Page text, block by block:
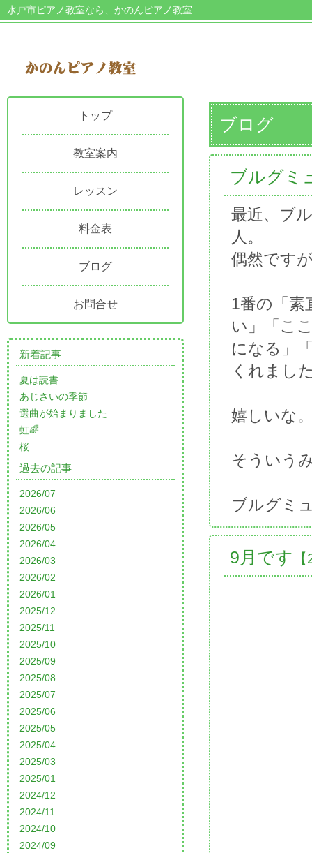
水戸市ピアノ教室なら、かのんピアノ教室
トップ
教室案内
レッスン
料金表
ブログ
お問合せ
新着記事
夏は読書
あじさいの季節
選曲が始まりました
虹🌈
桜
過去の記事
2026/07
2026/06
2026/05
2026/04
2026/03
2026/02
2026/01
2025/12
2025/11
2025/10
2025/09
2025/08
2025/07
2025/06
2025/05
2025/04
2025/03
2025/01
2024/12
2024/11
2024/10
2024/09
ブログ
ブルグミ
最近、ブ
人。
偶然です
1番の「素
い」「こ
になる」
くれまし
嬉しいな
そういう
ブルグミ
9月です